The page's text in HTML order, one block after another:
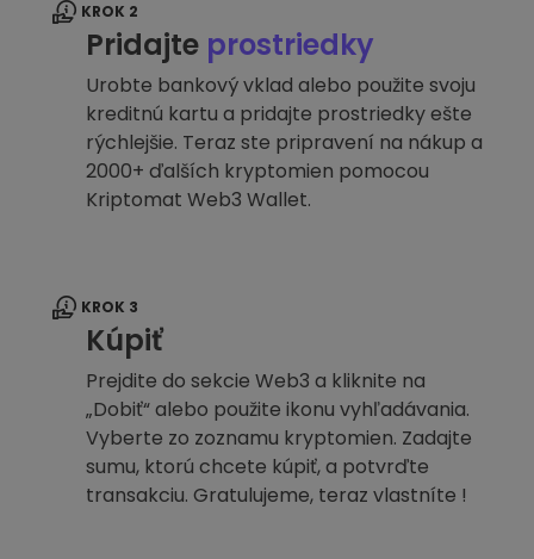
KROK 2
Pridajte prostriedky
Urobte bankový vklad alebo použite svoju
kreditnú kartu a pridajte prostriedky ešte
rýchlejšie. Teraz ste pripravení na nákup a
2000+ ďalších kryptomien pomocou
Kriptomat Web3 Wallet.
KROK 3
Kúpiť
Prejdite do sekcie Web3 a kliknite na
„Dobiť“ alebo použite ikonu vyhľadávania.
Vyberte zo zoznamu kryptomien. Zadajte
sumu, ktorú chcete kúpiť, a potvrďte
transakciu. Gratulujeme, teraz vlastníte !